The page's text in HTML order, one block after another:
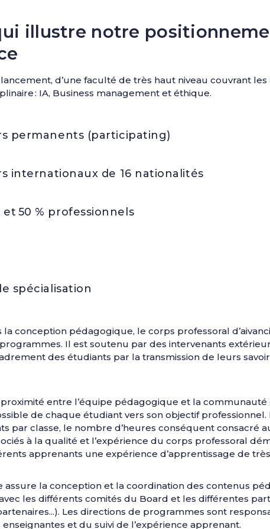
illustre notre
d’une faculté de très haut niveau couvrant
: IA, Business management et éthique.
permanents (participating)
internationaux de 16 nationalités
50 % professionnels
spécialisation
conception pédagogique, le corps professoral
Il est soutenu par des intervenants
des étudiants par la transmission de leurs
proximité entre l’équipe pédagogique et la
de chaque étudiant vers son objectif professionnel.
par classe, le nombre d’heures conséquent consacré
à la qualité et l’expérience du corps professoral
apprenants une expérience d’apprentissage de
assure la conception et la coordination des contenus
les différents comités du Board et les différentes
Les directions de programmes sont
et du suivi de l’expérience apprenant.